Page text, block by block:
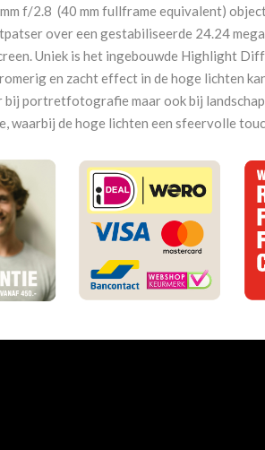
f/2.8 (40 mm fullframe equivalent)
over een gestabiliseerde 24.24
Uniek is het ingebouwde Highlight
en zacht effect in de hoge lichten
bij portretfotografie maar ook bij
waarbij de hoge lichten een sfeervolle